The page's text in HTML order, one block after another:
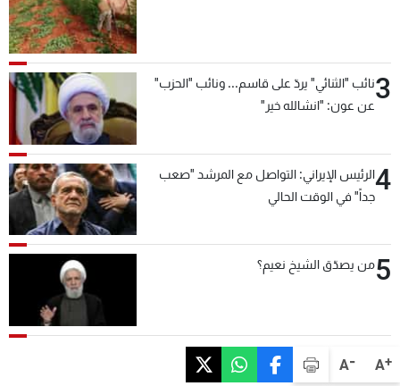
A+
A-
3نائب "الثنائي" يردّ على قاسم... ونائب "الحزب"
عن عون: "انشالله خير"
4الرئيس الإيراني: التواصل مع المرشد "صعب
جداً" في الوقت الحالي
5من يصدّق الشيخ نعيم؟